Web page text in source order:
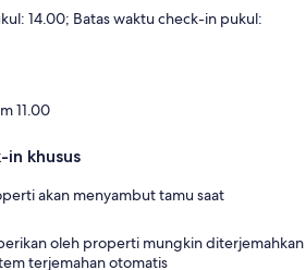
14.00; Batas waktu check-in pukul:
11.00
in khusus
akan menyambut tamu saat
oleh properti mungkin diterjemahkan
terjemahan otomatis